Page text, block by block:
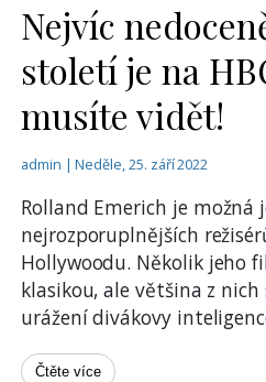
Nejvíc
století je na
musíte vidět!
admin | Neděle, 25. září 2022
Rolland Emerich je možná
nejrozporuplnějších
Hollywoodu. Několik jeho
klasikou, ale většina z
urážení divákovy
Čtěte více